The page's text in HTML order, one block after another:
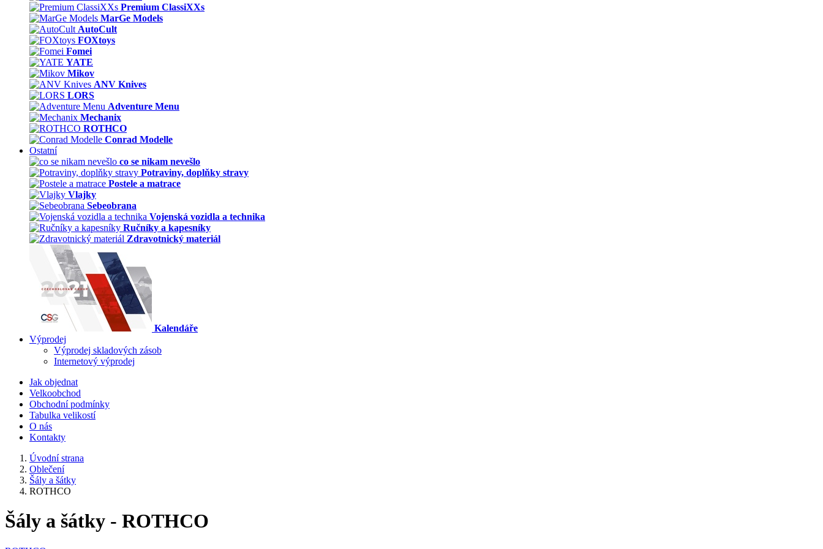
Premium ClassiXXs
MarGe Models
AutoCult
FOXtoys
Fomei
YATE
Mikov
ANV Knives
LORS
Adventure Menu
Mechanix
ROTHCO
Conrad Modelle
Ostatní
co se nikam nevešlo
Potraviny, doplňky stravy
Postele a matrace
Vlajky
Sebeobrana
Vojenská vozidla a technika
Ručníky a kapesníky
Zdravotnický materiál
Kalendáře
Výprodej
Výprodej skladových zásob
Internetový výprodej
Jak objednat
Velkoobchod
Obchodní podmínky
Tabulka velikostí
O nás
Kontakty
Úvodní strana
Oblečení
Šály a šátky
ROTHCO
Šály a šátky - ROTHCO